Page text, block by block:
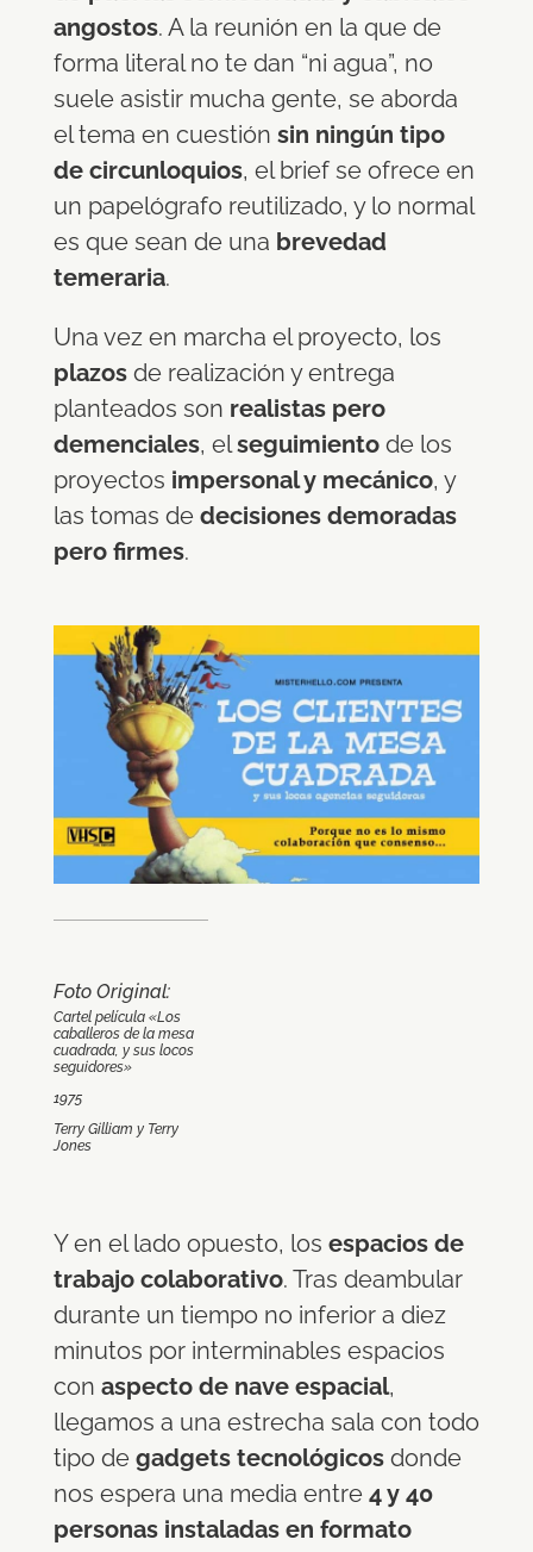
angostos. A la reunión en la que de
forma literal no te dan “ni agua”, no
suele asistir mucha gente, se aborda
el tema en cuestión sin ningún tipo
de circunloquios, el brief se ofrece en
un papelógrafo reutilizado, y lo normal
es que sean de una brevedad
temeraria.
Una vez en marcha el proyecto, los
plazosde realización y entrega
planteados son realistas pero
demenciales, elseguimientode los
proyectos impersonal y mecánico, y
las tomas de decisiones demoradas
pero firmes.
Foto Original:
Cartel película «Los
caballeros de la mesa
cuadrada, y sus locos
seguidores»
1975
Terry Gilliam y Terry
Jones
Y en el lado opuesto, los espacios de
trabajo colaborativo. Tras deambular
durante un tiempo no inferior a diez
minutos por interminables espacios
con aspecto de nave espacial,
llegamos a una estrecha sala con todo
tipo de gadgets tecnológicosdonde
nos espera una media entre 4 y 40
personas instaladas en formato